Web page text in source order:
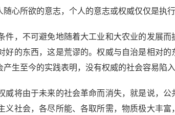
心所欲的意志，个人的意志或权威仅仅是执
，不可避免地随着大工业和大农业的发展而
的东西，这是荒谬的。权威与自治是相对
生至今的实践表明，没有权威的社会容易陷
由于未来的社会革命而消失，就是说，公
社会，各尽所能、各取所需，物质极大丰